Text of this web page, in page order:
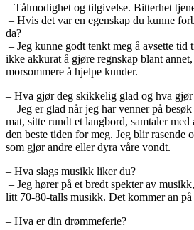
– Tålmodighet og tilgivelse. Bitterhet
– Hvis det var en egenskap du kunne
da?
– Jeg kunne godt tenkt meg å avsette
ikke akkurat å gjøre regnskap blant
morsommere å hjelpe kunder.
– Hva gjør deg skikkelig glad og hva gjør
– Jeg er glad når jeg har venner på
mat, sitte rundt et langbord, samtaler
den beste tiden for meg. Jeg blir rasende
som gjør andre eller dyra våre vondt.
– Hva slags musikk liker du?
– Jeg hører på et bredt spekter av
litt 70-80-talls musikk. Det kommer an
– Hva er din drømmeferie?